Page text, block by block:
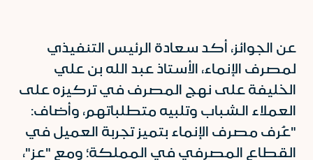
عن الجوائز، أكد سعادة الرئيس التنفيذي
لمصرف الإنماء، الأستاذ عبد الله بن علي
الخليفة على نهج المصرف في تركيزه على
العملاء الشباب وتلبيه متطلباتهم، وأضاف:
"عُرف مصرف الإنماء بتميز تجربة العميل في
القطاع المصرفي في المملكة؛ ومع "عز"،